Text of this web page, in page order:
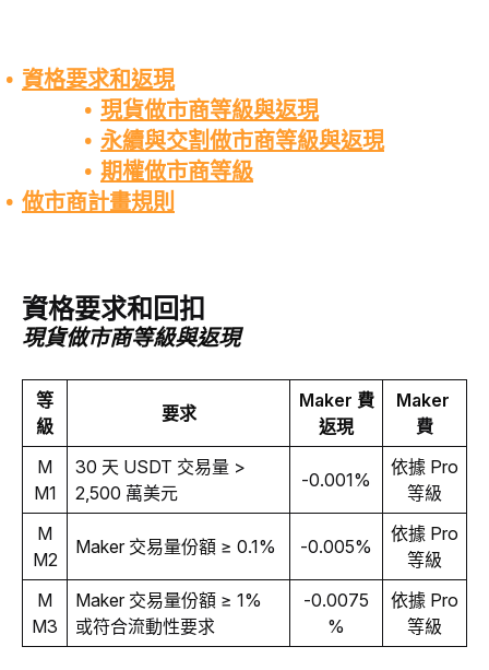
資格要求和返現
現貨做市商等級與返現
永續與交割做市商等級與返現
期權做市商等級
做市商計畫規則
資格要求和回扣
現貨做市商等級與返現
等
級
要求
Maker 費
返現
費
M
M1
30 天 USDT 交易量 >
2,500 萬美元
-0.001%
等級
M
M2
Maker 交易量份額 ≥ 0.1% -0.005%
依據 Pro
等級
M
M3
Maker 交易量份額 ≥ 1%
或符合流動性要求
-0.0075
%
依據 Pro
等級